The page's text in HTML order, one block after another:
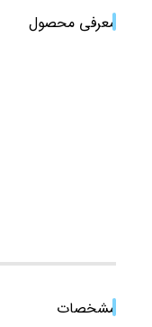
معرفی محصول
مشخصات